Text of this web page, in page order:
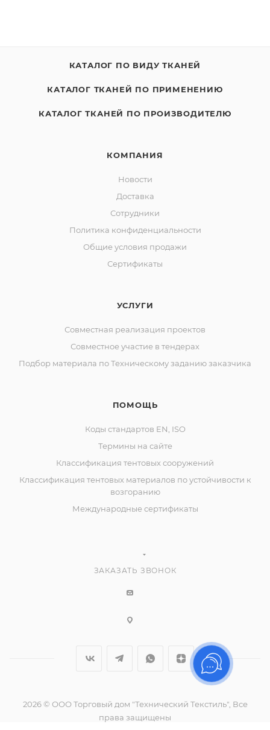
КАТАЛОГ ПО ВИДУ ТКАНЕЙ
КАТАЛОГ ТКАНЕЙ ПО ПРИМЕНЕНИЮ
КАТАЛОГ ТКАНЕЙ ПО ПРОИЗВОДИТЕЛЮ
КОМПАНИЯ
Новости
Доставка
Сотрудники
Политика конфиденциальности
Общие условия продажи
Сертификаты
УСЛУГИ
Совместная реализация проектов
Совместное участие в тендерах
Подбор материала по Техническому заданию заказчика
ПОМОЩЬ
Коды стандартов EN, ISO
Термины на сайте
Классификация тентовых сооружений
Классификация тентовых материалов по устойчивости к
возгоранию
Международные сертификаты
ЗАКАЗАТЬ ЗВОНОК
2026 © ООО Торговый дом "Технический Текстиль", Все
права защищены